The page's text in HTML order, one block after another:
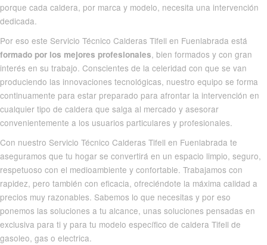
porque cada caldera, por marca y modelo, necesita una intervención
dedicada.
Por eso este Servicio Técnico Calderas Tifell en Fuenlabrada está
formado por los mejores profesionales, bien formados y con gran
interés en su trabajo. Conscientes de la celeridad con que se van
produciendo las innovaciones tecnológicas, nuestro equipo se forma
continuamente para estar preparado para afrontar la intervención en
cualquier tipo de caldera que salga al mercado y asesorar
convenientemente a los usuarios particulares y profesionales.
Con nuestro Servicio Técnico Calderas Tifell en Fuenlabrada te
aseguramos que tu hogar se convertirá en un espacio limpio, seguro,
respetuoso con el medioambiente y confortable. Trabajamos con
rapidez, pero también con eficacia, ofreciéndote la máxima calidad a
precios muy razonables. Sabemos lo que necesitas y por eso
ponemos las soluciones a tu alcance, unas soluciones pensadas en
exclusiva para ti y para tu modelo específico de caldera Tifell de
gasoleo, gas o electrica.